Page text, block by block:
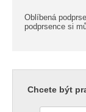
Oblíbená
podprsence si
Chcete být